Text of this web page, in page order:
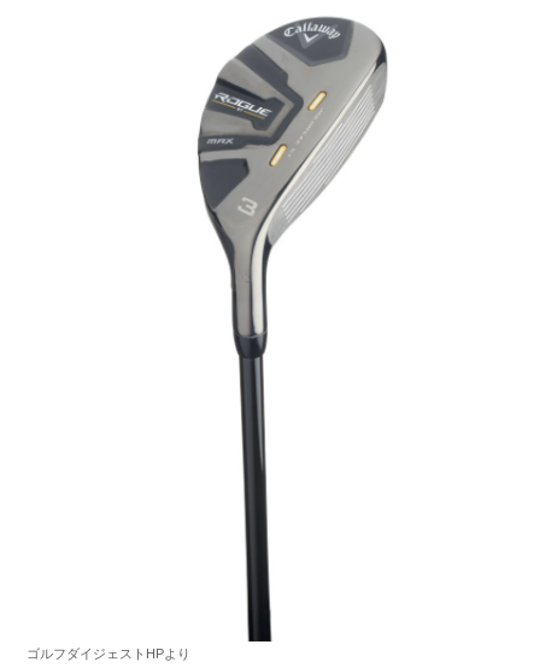
ゴルフダイジェストHPより